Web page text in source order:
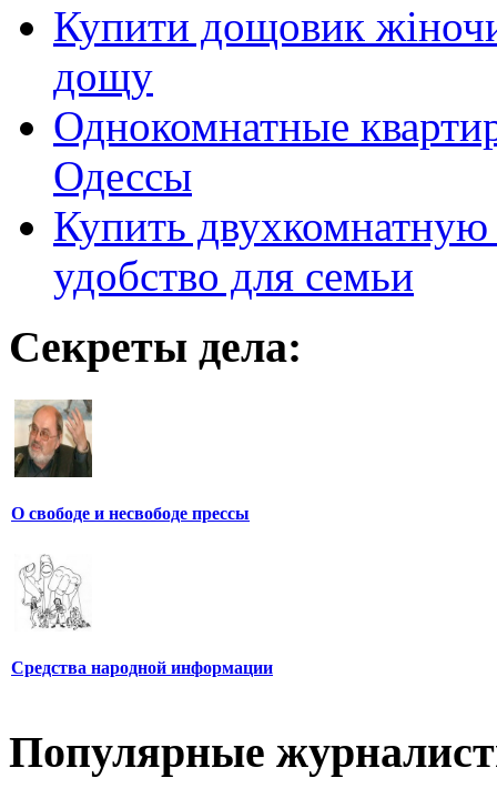
Купити дощовик
дощу
Однокомнатные
Одессы
Купить
удобство для семьи
Секреты дела:
О свободе и несвободе прессы
Средства народной информации
Популярные